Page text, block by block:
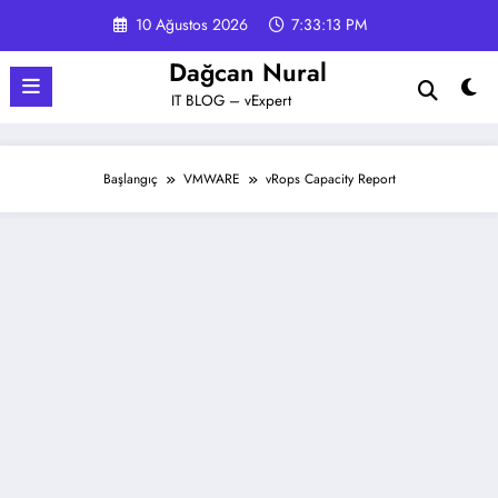
10 Ağustos 2026 7:33:14 PM
Dağcan Nural
IT BLOG – vExpert
Başlangıç VMWARE vRops Capacity Report